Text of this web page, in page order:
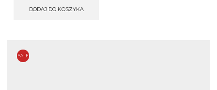
DODAJ DO KOSZYKA
SALE